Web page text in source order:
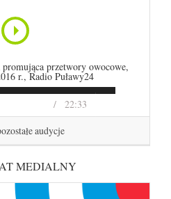
22:33
przetwory owocowe,
r., Radio Puławy24
audycje
MEDIALNY